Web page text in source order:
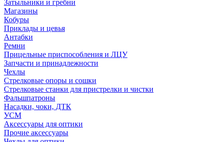
Затыльники и гребни
Магазины
Кобуры
Приклады и цевья
Антабки
Ремни
Прицельные приспособления и ЛЦУ
Запчасти и принадлежности
Чехлы
Стрелковые опоры и сошки
Стрелковые станки для пристрелки и чистки
Фальшпатроны
Насадки, чоки, ДТК
УСМ
Аксессуары для оптики
Прочие аксессуары